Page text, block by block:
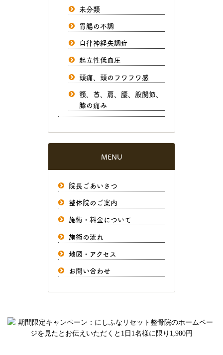
未分類
胃腸の不調
自律神経失調症
起立性低血圧
頭痛、頭のフワフワ感
顎、首、肩、腰、股関節、
膝の痛み
MENU
院長ごあいさつ
整体院のご案内
施術・料金について
施術の流れ
地図・アクセス
お問い合わせ